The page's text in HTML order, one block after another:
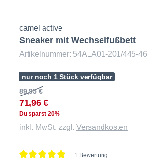
camel active
Sneaker mit Wechselfußbett
Artikelnummer: 54ALA01-201/445-46
nur noch 1 Stück verfügbar
89,95 €
71,96 €
Du sparst 20%
inkl. MwSt. zzgl. Versandkosten
1 Bewertung